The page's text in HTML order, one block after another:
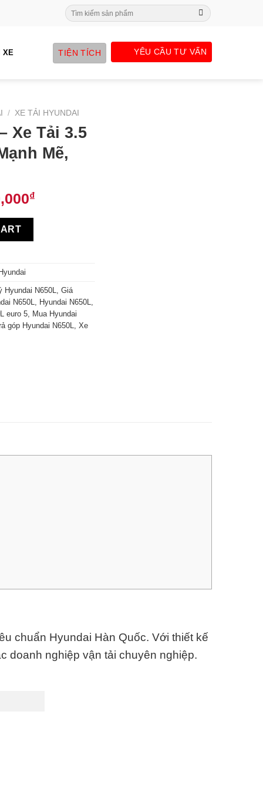
Search
for:
XE TIỆN TÍCH YÊU CẦU TƯ VẤN
/ XE TẢI HYUNDAI
Xe Tải 3.5
Mẽ,
₫
Đẳng Cấp, Mạnh Mẽ, Bền Bỉ quantity
Hyundai N650L, Giá
N650L, Hyundai N650L,
euro 5, Mua Hyundai
góp Hyundai N650L, Xe
chuẩn Hyundai Hàn Quốc. Với thiết kế
doanh nghiệp vận tải chuyên nghiệp.